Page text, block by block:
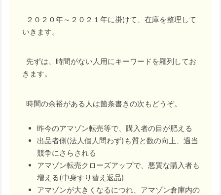
２０２０年～２０２１年に掛けて、在庫を整理して
いきます。
先ずは、時間がない人用にキーワードを羅列してお
きます。
時間の余裕がある人は箇条書きの次もどうぞ。
昨今のアマゾン転売等で、購入者の目が肥える
出品者側(法人個人問わず)も質と数の向上、過当
競争にさらされる
アマゾン転売クローズアップで、悪質な購入者も
増える(中身すり替え返品)
アマゾンが大きくなるにつれ、アマゾン倉庫内の